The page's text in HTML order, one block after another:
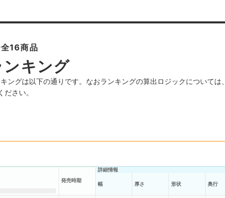
16商品
ンキング
ングは以下の通りです。なおランキングの算出ロジックについては、
ださい。
発売時期
詳細情報
幅 厚さ 形状 奥行